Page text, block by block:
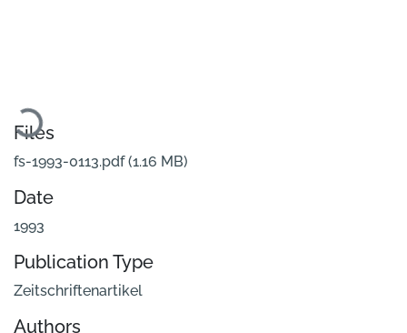
Loading...
Files
fs-1993-0113.pdf(1.16 MB)
Date
1993
Publication Type
Zeitschriftenartikel
Authors